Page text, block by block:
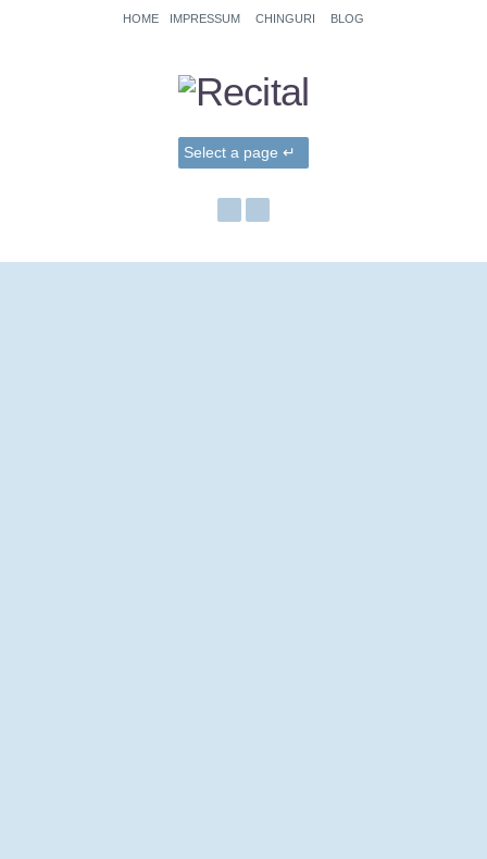
HOME IMPRESSUM CHINGURI BLOG